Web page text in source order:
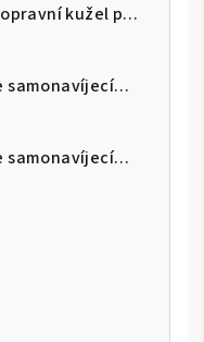
PSPE Prstenec na dopravní kužel pro upevnění plastového řetězu
WUPT360 Kazeta se samonavíjecím pásem 3,6m s brzdou a protikusem
WUPT300 Kazeta se samonavíjecím pásem 3 m s brzdou a protikusem